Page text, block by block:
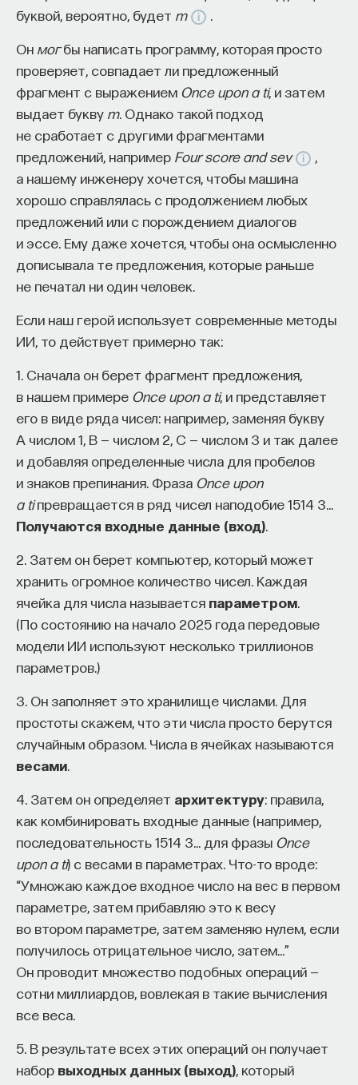
буквой, вероятно, будет m
Он могбы написать программу, которая просто
проверяет, совпадает ли предложенный
фрагмент с выражением Once upon a ti, и затем
выдает букву m. Однако такой подход
не сработает с другими фрагментами
предложений, например Four score and sev
а нашему инженеру хочется, чтобы машина
хорошо справлялась с продолжением любых
предложений или с порождением диалогов
и эссе. Ему даже хочется, чтобы она осмысленно
дописывала те предложения, которые раньше
не печатал ни один человек.
Если наш герой использует современные методы
ИИ, то действует примерно так:
1. Сначала он берет фрагмент предложения,
в нашем примере Once upon a ti, и представляет
его в виде ряда чисел: например, заменяя букву
A числом 1, B — числом 2, C — числом 3 и так далее
и добавляя определенные числа для пробелов
и знаков препинания. Фраза Once upon
a tiпревращается в ряд чисел наподобие 1514 3…
Получаются входные данные (вход)
2. Затем он берет компьютер, который может
хранить огромное количество чисел. Каждая
ячейка для числа называется параметром
(По состоянию на начало 2025 года передовые
модели ИИ используют несколько триллионов
параметров.)
3. Он заполняет это хранилище числами. Для
простоты скажем, что эти числа просто берутся
случайным образом. Числа в ячейках называются
весами
4. Затем он определяет архитектуру: правила,
как комбинировать входные данные (например,
последовательность 1514 3… для фразы Once
upon a ti) с весами в параметрах. Что-то вроде:
“Умножаю каждое входное число на вес в первом
параметре, затем прибавляю это к весу
во втором параметре, затем заменяю нулем, если
получилось отрицательное число, затем…”
Он проводит множество подобных операций —
сотни миллиардов, вовлекая в такие вычисления
все веса.
5. В результате всех этих операций он получает
набор выходных данных (выход) , который